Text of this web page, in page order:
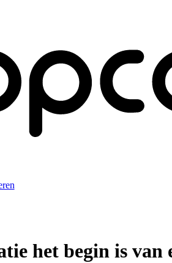
het begin is van